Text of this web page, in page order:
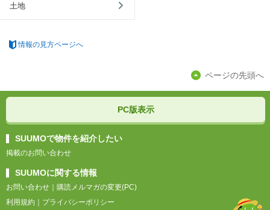
土地
情報の見方ページへ
ページの先頭へ
PC版表示
SUUMOで物件を紹介したい
掲載のお問い合わせ
SUUMOに関する情報
お問い合わせ
購読メルマガの変更(PC)
利用規約
プライバシーポリシー